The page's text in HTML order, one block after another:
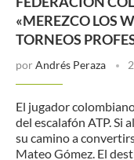
«MEREZCO LOS
TORNEOS
por Andrés Peraza
El jugador
del escalafón ATP. Si
su camino a
Mateo Gómez. El